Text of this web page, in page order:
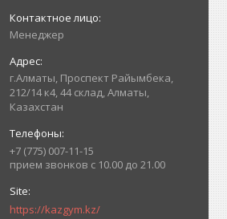
Менеджер
г.Алматы, Проспект Райымбека,
212/14 к4, 44 склад, Алматы,
Казахстан
+7 (775) 007-11-15
прием звонков с 10.00 до 21.00
https://kazgym.kz/